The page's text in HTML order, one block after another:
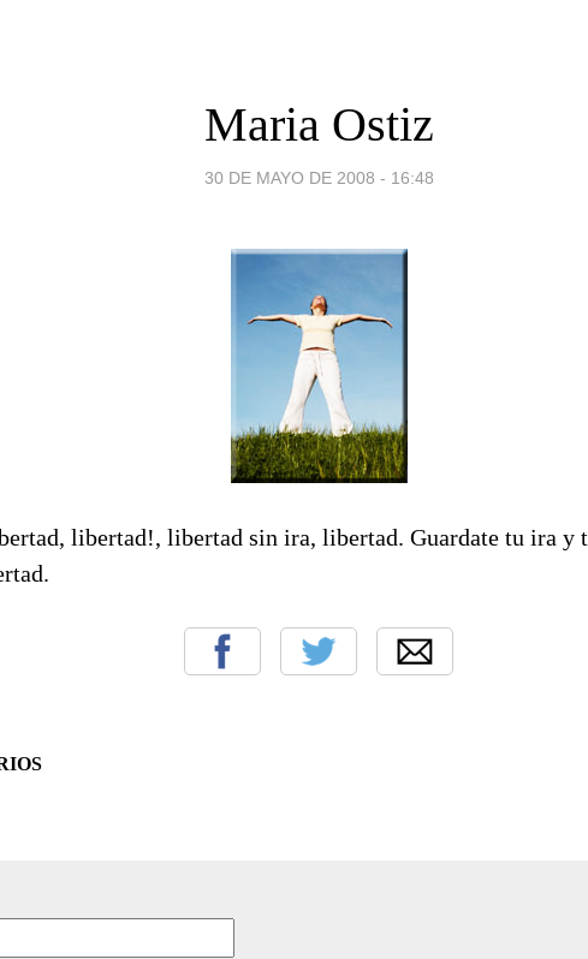
Maria Ostiz
30 DE MAYO DE 2008 - 16:48
libertad!, libertad sin ira, libertad. Guardate tu ira y